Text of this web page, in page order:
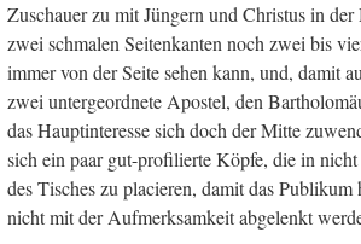
Zuschauer zu mit Jüngern und Christus in
zwei schmalen Seitenkanten noch zwei bis
immer von der Seite sehen kann, und, damit
zwei untergeordnete Apostel, den
das Hauptinteresse sich doch der Mitte
sich ein paar gut-profilierte Köpfe, die in
des Tisches zu placieren, damit das
nicht mit der Aufmerksamkeit abgelenkt